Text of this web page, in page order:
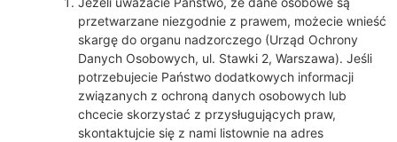
przetwarzane niezgodnie z prawem, możecie wnieść
skargę do organu nadzorczego (Urząd Ochrony
Danych Osobowych, ul. Stawki 2, Warszawa). Jeśli
potrzebujecie Państwo dodatkowych informacji
związanych z ochroną danych osobowych lub
chcecie skorzystać z przysługujących praw,
skontaktujcie się z nami listownie na adres